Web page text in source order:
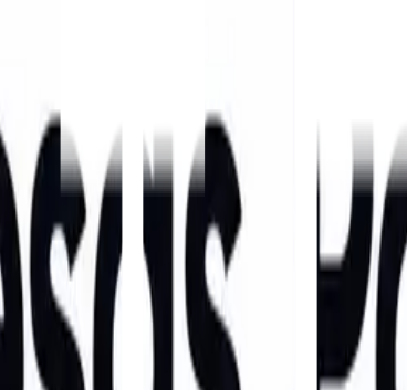
de cargas perecíveis, com foco no
com planejamento estratégico, monitoramento
das frutas brasileiras no comércio internacional e
e eficiência estratégica global.